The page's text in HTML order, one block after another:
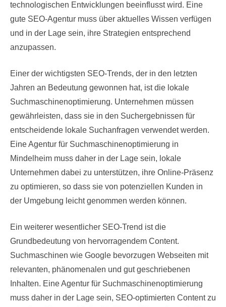
technologischen Entwicklungen beeinflusst wird. Eine
gute SEO-Agentur muss über aktuelles Wissen verfügen
und in der Lage sein, ihre Strategien entsprechend
anzupassen.
Einer der wichtigsten SEO-Trends, der in den letzten
Jahren an Bedeutung gewonnen hat, ist die lokale
Suchmaschinenoptimierung. Unternehmen müssen
gewährleisten, dass sie in den Suchergebnissen für
entscheidende lokale Suchanfragen verwendet werden.
Eine Agentur für Suchmaschinenoptimierung in
Mindelheim muss daher in der Lage sein, lokale
Unternehmen dabei zu unterstützen, ihre Online-Präsenz
zu optimieren, so dass sie von potenziellen Kunden in
der Umgebung leicht genommen werden können.
Ein weiterer wesentlicher SEO-Trend ist die
Grundbedeutung von hervorragendem Content.
Suchmaschinen wie Google bevorzugen Webseiten mit
relevanten, phänomenalen und gut geschriebenen
Inhalten. Eine Agentur für Suchmaschinenoptimierung
muss daher in der Lage sein, SEO-optimierten Content zu